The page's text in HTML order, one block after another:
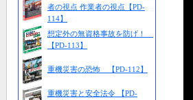
者の視点 作業者の視点【PD-
114】
想定外の無資格事故を防げ！
【PD-113】
重機災害の恐怖 【PD-112】
重機災害と安全法令 【PD-